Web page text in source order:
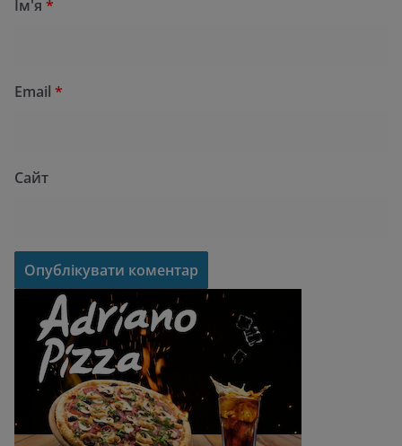
Ім'я *
Email *
Сайт